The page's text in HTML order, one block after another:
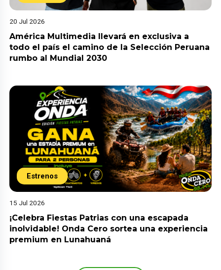
20 Jul 2026
América Multimedia llevará en exclusiva a
todo el país el camino de la Selección Peruana
rumbo al Mundial 2030
Estrenos
15 Jul 2026
¡Celebra Fiestas Patrias con una escapada
inolvidable! Onda Cero sortea una experiencia
premium en Lunahuaná